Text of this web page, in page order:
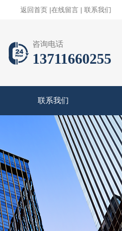
返回首页 |在线留言 | 联系我们
咨询电话
13711660255
联系我们